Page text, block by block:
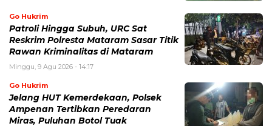
Go Hukrim
Patroli Hingga Subuh, URC Sat
Reskrim Polresta Mataram Sasar Titik
Rawan Kriminalitas di Mataram
Minggu, 9 Agu 2026 - 14:17
Go Hukrim
Jelang HUT Kemerdekaan, Polsek
Ampenan Tertibkan Peredaran
Miras, Puluhan Botol Tuak